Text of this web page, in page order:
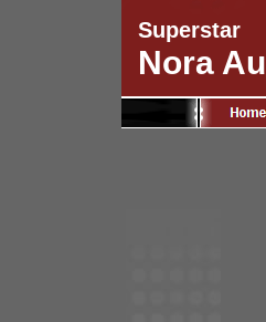
Superstar
Nora